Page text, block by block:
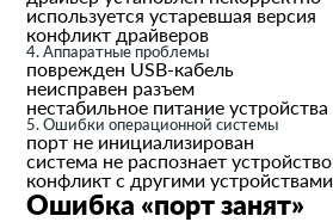
используется устаревшая версия
конфликт драйверов
4. Аппаратные проблемы
поврежден USB-кабель
неисправен разъем
нестабильное питание устройства
5. Ошибки операционной системы
порт не инициализирован
система не распознает устройство
конфликт с другими устройствами
Ошибка «порт занят»